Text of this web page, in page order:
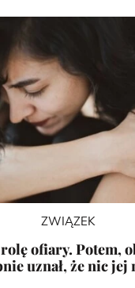
ZWIĄZEK
ofiary. Potem,
uznał, że nic jej